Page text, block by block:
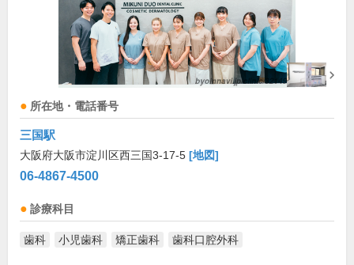
所在地・電話番号
三国駅
大阪府大阪市淀川区西三国3-17-5 [地図]
06-4867-4500
診療科目
歯科 小児歯科 矯正歯科 歯科口腔外科